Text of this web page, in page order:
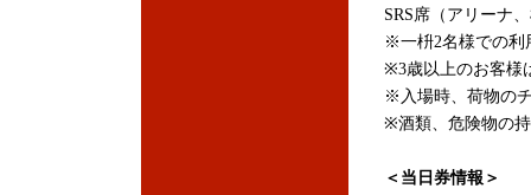
SRS席（アリーナ
※一枡2名様での利
※3歳以上のお客様
※入場時、荷物の
※酒類、危険物の
＜当日券情報＞